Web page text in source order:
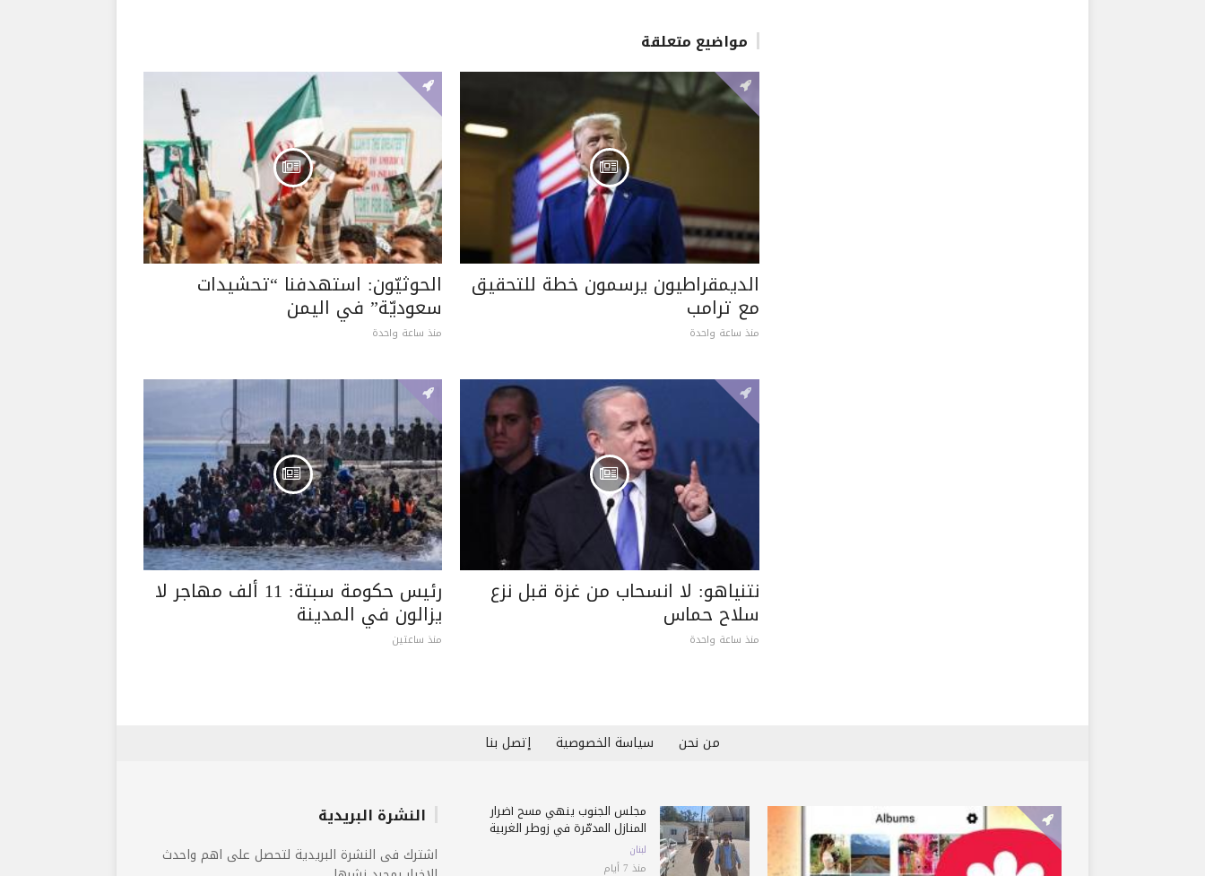
مواضيع متعلقة
الديمقراطيون يرسمون خطة للتحقيق
مع ترامب
منذ ساعة واحدة
الحوثيّون: استهدفنا “تحشيدات
سعوديّة” في اليمن
منذ ساعة واحدة
نتنياهو: لا انسحاب من غزة قبل نزع
سلاح حماس
منذ ساعة واحدة
رئيس حكومة سبتة: 11 ألف مهاجر لا
يزالون في المدينة
منذ ساعتين
من نحن سياسة الخصوصية إتصل بنا
مجلس الجنوب ينهي مسح أضرار
المنازل المدمّرة في زوطر الغربية
لبنان
منذ 7 أيام
النشرة البريدية
اشترك فى النشرة البريدية لتحصل على اهم واحدث